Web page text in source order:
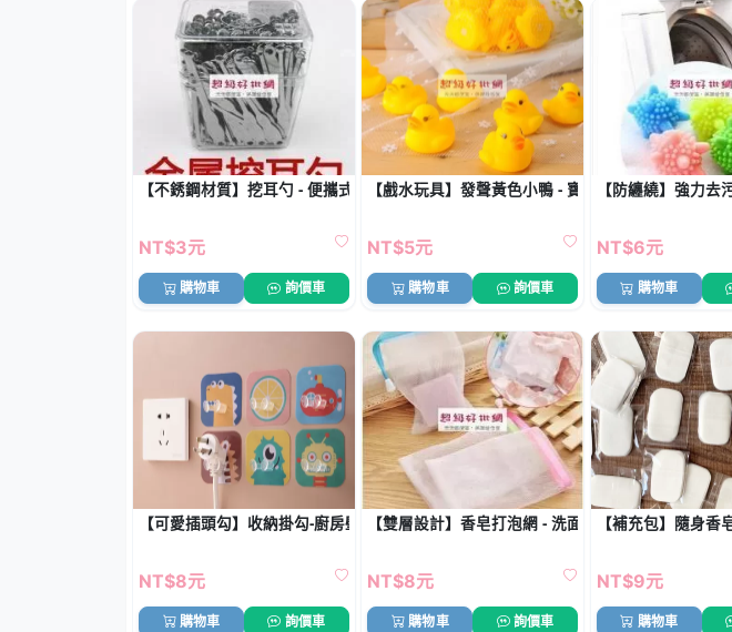
【不銹鋼材質】挖耳勺 - 便攜式潔耳器
NT$3元
購物車 詢價車
【戲水玩具】發聲黃色小鴨 - 寶寶洗澡益智玩具
NT$5元
購物車 詢價車
【防纏繞】強力
NT$6元
購物車
【可愛插頭勾】收納掛勾-廚房壁掛電源線掛鈎
NT$8元
購物車 詢價車
【雙層設計】香皂打泡網 - 洗面起泡袋
NT$8元
購物車 詢價車
【補充包】隨身
NT$9元
購物車